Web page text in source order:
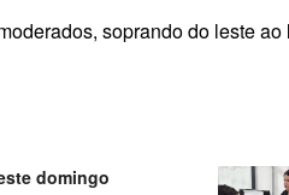
soprando do leste
domingo